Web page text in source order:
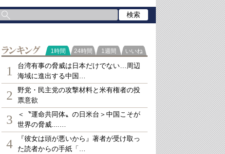
ランキング
1時間 24時間 1週間 いいね
1
台湾有事の脅威は日本だけでない…周辺
海域に進出する中国…
2
野党・民主党の攻撃材料と米有権者の投
票意欲
3
＜〝運命共同体〟の日米台＞中国こそが
世界の脅威....…
4
『彼女は頭が悪いから』著者が受け取っ
た読者からの手紙「…